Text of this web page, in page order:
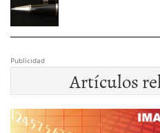
Publicidad
Artículos